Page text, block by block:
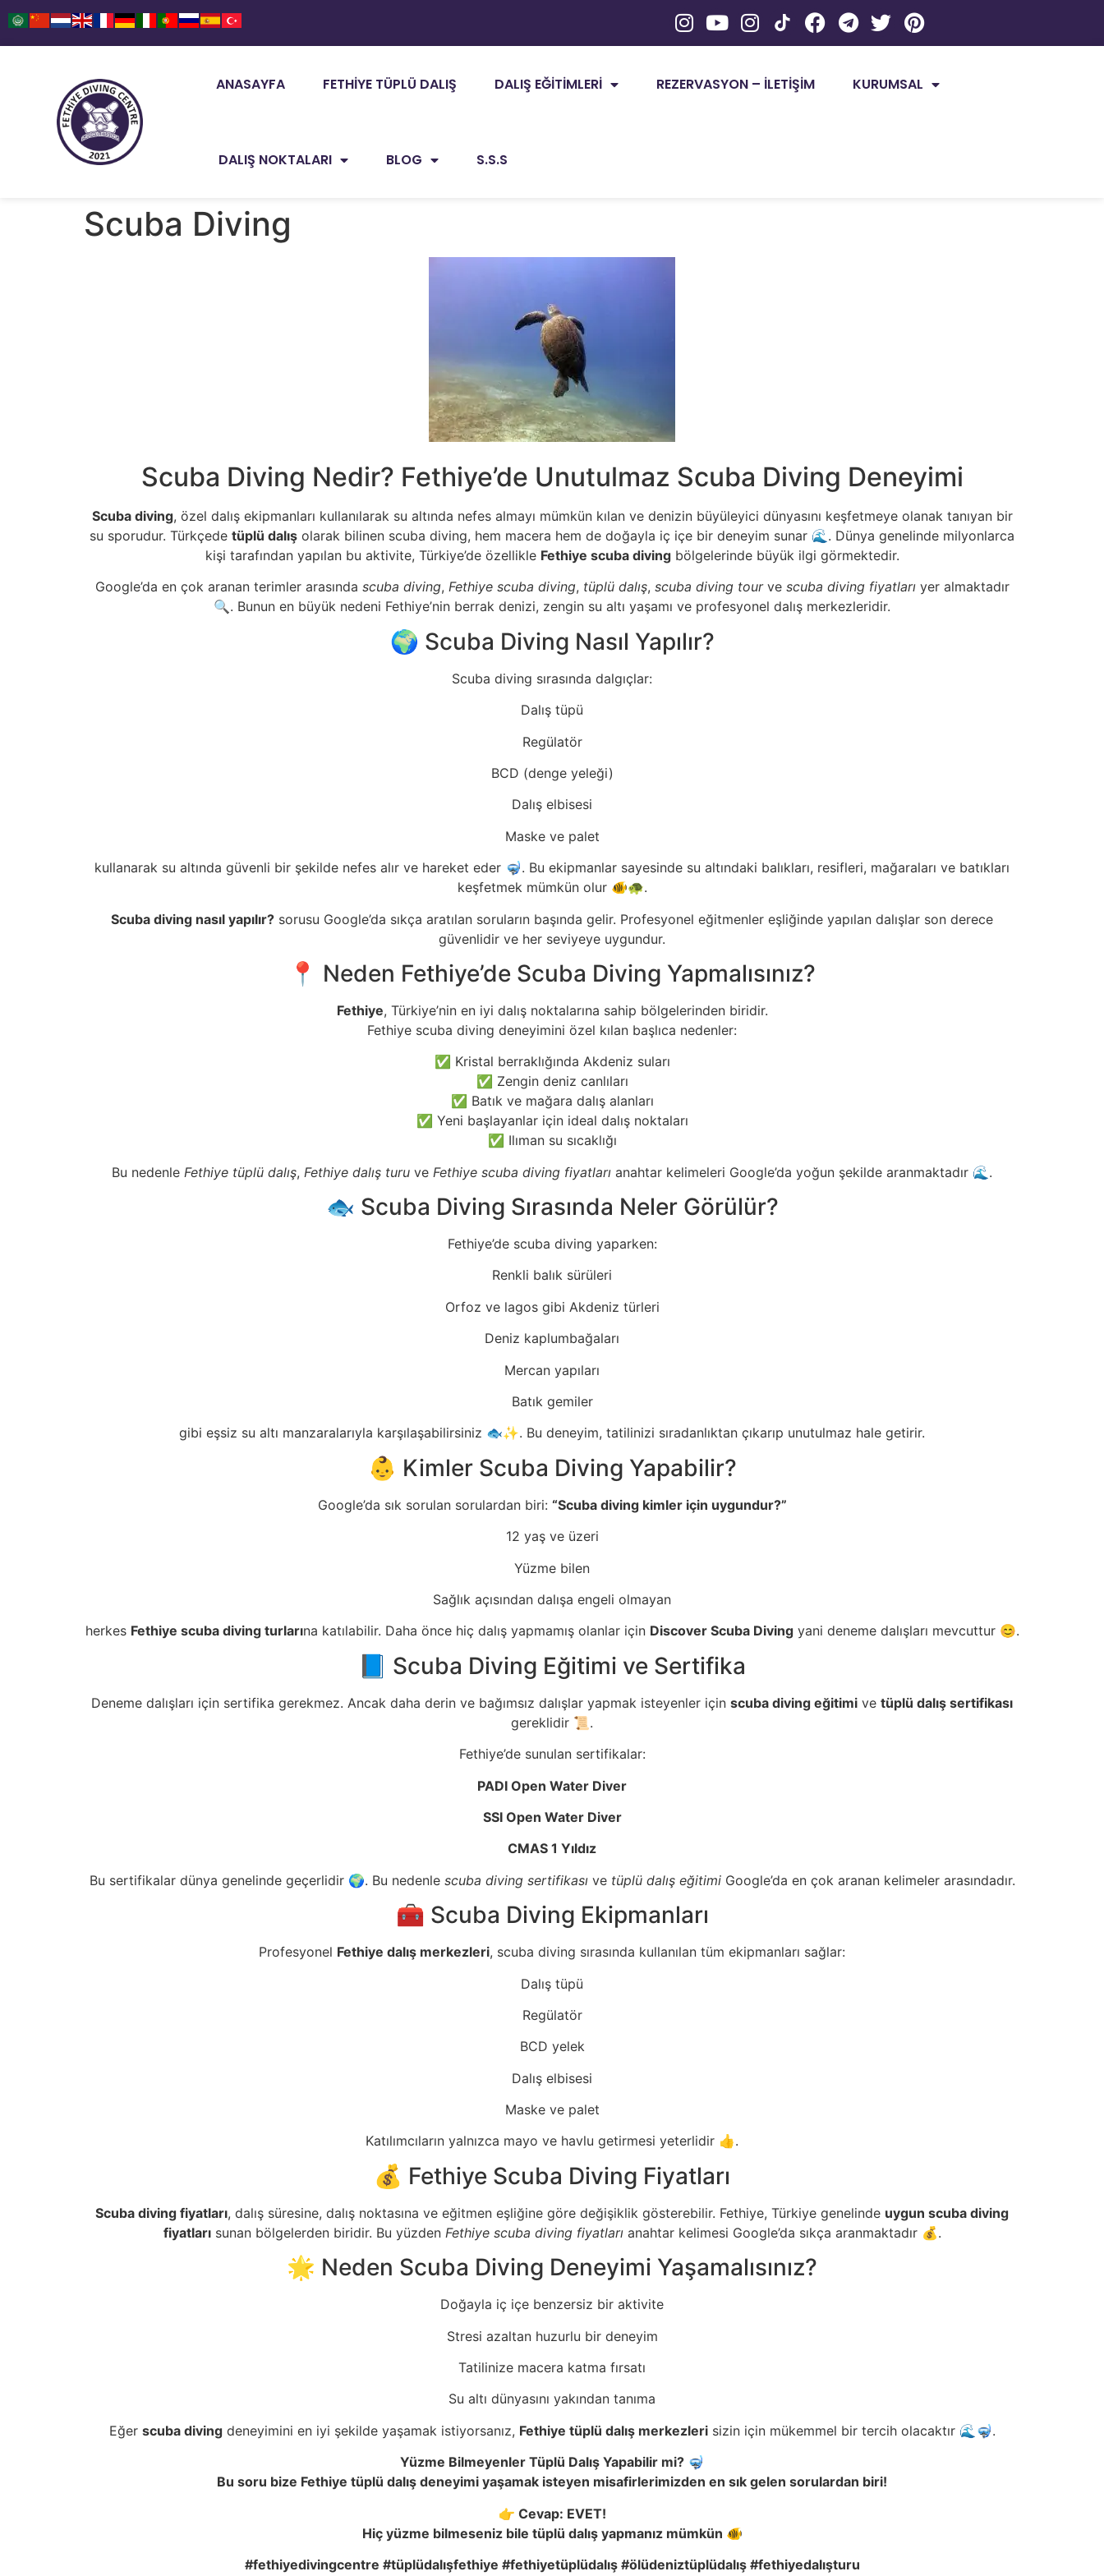
ANASAYFA FETHIYE TÜPLÜ DALIŞ DALIŞ EĞITIMLERI REZERVASYON – İLETİŞİM KURUMSAL
DALIŞ NOKTALARI BLOG S.S.S
Scuba Diving
Scuba Diving Nedir? Fethiye’de Unutulmaz Scuba Diving Deneyimi
Scuba diving, özel dalış ekipmanları kullanılarak su altında nefes almayı mümkün kılan ve denizin büyüleyici dünyasını keşfetmeye olanak tanıyan bir
su sporudur. Türkçede tüplü dalış olarak bilinen scuba diving, hem macera hem de doğayla iç içe bir deneyim sunar 🌊. Dünya genelinde milyonlarca
kişi tarafından yapılan bu aktivite, Türkiye’de özellikle Fethiye scuba divingbölgelerinde büyük ilgi görmektedir.
Google’da en çok aranan terimler arasında scuba diving, Fethiye scuba diving, tüplü dalış, scuba diving tourve scuba diving fiyatlarıyer almaktadır
🔍. Bunun en büyük nedeni Fethiye’nin berrak denizi, zengin su altı yaşamı ve profesyonel dalış merkezleridir.
🌍 Scuba Diving Nasıl Yapılır?
Scuba diving sırasında dalgıçlar:
Dalış tüpü
Regülatör
BCD (denge yeleği)
Dalış elbisesi
Maske ve palet
kullanarak su altında güvenli bir şekilde nefes alır ve hareket eder 🤿. Bu ekipmanlar sayesinde su altındaki balıkları, resifleri, mağaraları ve batıkları
keşfetmek mümkün olur 🐠🐢.
Scuba diving nasıl yapılır? sorusu Google’da sıkça aratılan soruların başında gelir. Profesyonel eğitmenler eşliğinde yapılan dalışlar son derece
güvenlidir ve her seviyeye uygundur.
📍 Neden Fethiye’de Scuba Diving Yapmalısınız?
Fethiye, Türkiye’nin en iyi dalış noktalarına sahip bölgelerinden biridir.
Fethiye scuba diving deneyimini özel kılan başlıca nedenler:
✅ Kristal berraklığında Akdeniz suları
✅ Zengin deniz canlıları
✅ Batık ve mağara dalış alanları
✅ Yeni başlayanlar için ideal dalış noktaları
✅ Ilıman su sıcaklığı
Bu nedenle Fethiye tüplü dalış, Fethiye dalış turu ve Fethiye scuba diving fiyatları anahtar kelimeleri Google’da yoğun şekilde aranmaktadır 🌊.
🐟 Scuba Diving Sırasında Neler Görülür?
Fethiye’de scuba diving yaparken:
Renkli balık sürüleri
Orfoz ve lagos gibi Akdeniz türleri
Deniz kaplumbağaları
Mercan yapıları
Batık gemiler
gibi eşsiz su altı manzaralarıyla karşılaşabilirsiniz 🐟✨. Bu deneyim, tatilinizi sıradanlıktan çıkarıp unutulmaz hale getirir.
👶 Kimler Scuba Diving Yapabilir?
Google’da sık sorulan sorulardan biri: “Scuba diving kimler için uygundur?”
12 yaş ve üzeri
Yüzme bilen
Sağlık açısından dalışa engeli olmayan
herkes Fethiye scuba diving turlarına katılabilir. Daha önce hiç dalış yapmamış olanlar için Discover Scuba Divingyani deneme dalışları mevcuttur 😊.
📘 Scuba Diving Eğitimi ve Sertifika
Deneme dalışları için sertifika gerekmez. Ancak daha derin ve bağımsız dalışlar yapmak isteyenler için scuba diving eğitimi ve tüplü dalış sertifikası
gereklidir 📜.
Fethiye’de sunulan sertifikalar:
PADI Open Water Diver
SSI Open Water Diver
CMAS 1 Yıldız
Bu sertifikalar dünya genelinde geçerlidir 🌍. Bu nedenle scuba diving sertifikasıve tüplü dalış eğitimiGoogle’da en çok aranan kelimeler arasındadır.
🧰 Scuba Diving Ekipmanları
Profesyonel Fethiye dalış merkezleri, scuba diving sırasında kullanılan tüm ekipmanları sağlar:
Dalış tüpü
Regülatör
BCD yelek
Dalış elbisesi
Maske ve palet
Katılımcıların yalnızca mayo ve havlu getirmesi yeterlidir 👍.
💰 Fethiye Scuba Diving Fiyatları
Scuba diving fiyatları, dalış süresine, dalış noktasına ve eğitmen eşliğine göre değişiklik gösterebilir. Fethiye, Türkiye genelinde uygun scuba diving
fiyatlarısunan bölgelerden biridir. Bu yüzden Fethiye scuba diving fiyatlarıanahtar kelimesi Google’da sıkça aranmaktadır 💰.
🌟 Neden Scuba Diving Deneyimi Yaşamalısınız?
Doğayla iç içe benzersiz bir aktivite
Stresi azaltan huzurlu bir deneyim
Tatilinize macera katma fırsatı
Su altı dünyasını yakından tanıma
Eğer scuba divingdeneyimini en iyi şekilde yaşamak istiyorsanız, Fethiye tüplü dalış merkezlerisizin için mükemmel bir tercih olacaktır 🌊🤿.
Yüzme Bilmeyenler Tüplü Dalış Yapabilir mi? 🤿
Bu soru bize Fethiye tüplü dalış deneyimi yaşamak isteyen misafirlerimizden en sık gelen sorulardan biri!
👉 Cevap: EVET!
Hiç yüzme bilmeseniz bile tüplü dalışyapmanız mümkün 🐠
#fethiyedivingcentre #tüplüdalışfethiye #fethiyetüplüdalış#ölüdeniztüplüdalış#fethiyedalışturu